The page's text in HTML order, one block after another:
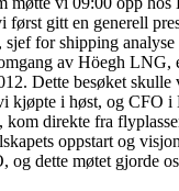
først gitt en generell
for shipping analyse
av Höegh LNG,
Dette besøket skulle
kjøpte i høst, og CFO
direkte fra
oppstart og
dette møtet gjorde